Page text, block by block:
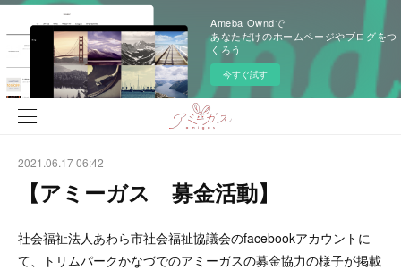
Ameba Owndで
あなただけのホームページやブログをつ
くろう
今すぐ試す
2021.06.17 06:42
【アミーガス 募金活動】
社会福祉法人あわら市社会福祉協議会のfacebookアカウントに
て、トリムパークかなづでのアミーガスの募金協力の様子が掲載